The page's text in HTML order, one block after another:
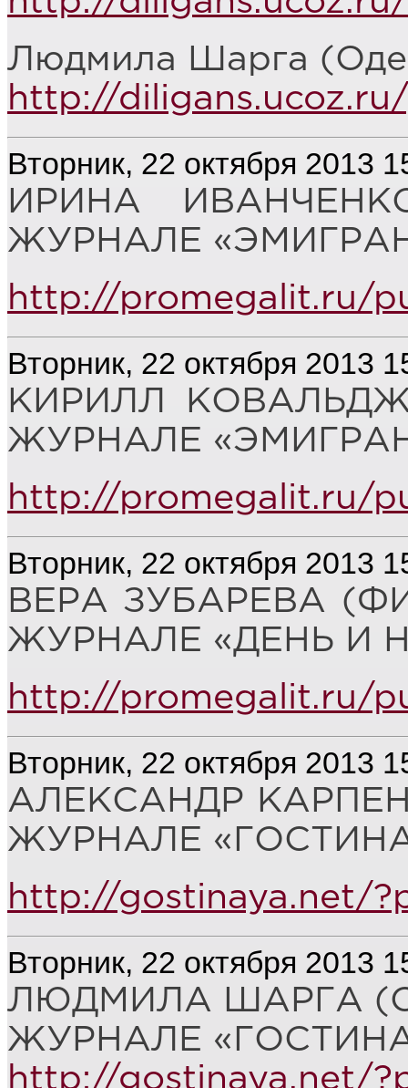
Людмила Шарга
http://
Вторник, 22 октября 2013
ИРИНА
ЖУРНАЛЕ
http://promegalit.ru/
Вторник, 22 октября 2013
КИРИЛЛ
ЖУРНАЛЕ
http://promegalit.ru/
Вторник, 22 октября 2013
ВЕРА ЗУБАРЕВА
ЖУРНАЛЕ «ДЕНЬ И
http://promegalit.ru/
Вторник, 22 октября 2013
АЛЕКСАНДР
ЖУРНАЛЕ
http://gostinaya.net/
Вторник, 22 октября 2013
ЛЮДМИЛА ШАРГА
ЖУРНАЛЕ
http://gostinaya.net/